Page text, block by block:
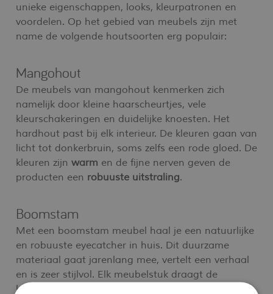
unieke eigenschappen, looks, kleurpatronen en
voordelen. Op het gebied van meubels zijn met
name de volgende houtsoorten erg populair:
Mangohout
De meubels van mangohout kenmerken zich
namelijk door kleine haarscheurtjes, vele
kleurschakeringen en duidelijke knoesten. Het
hardhout past bij elk interieur. De kleuren gaan van
licht tot donkerbruin, soms zelfs een rode gloed. De
kleuren zijn warm en de fijne nerven geven de
producten een robuuste uitstraling.
Boomstam
Met een boomstam meubel haal je een natuurlijke
en robuuste eyecatcher in huis. Dit duurzame
materiaal gaat jarenlang mee, vertelt een verhaal
en is zeer stijlvol. Elk meubelstuk draagt de
kenmerken van de boom waaruit het is